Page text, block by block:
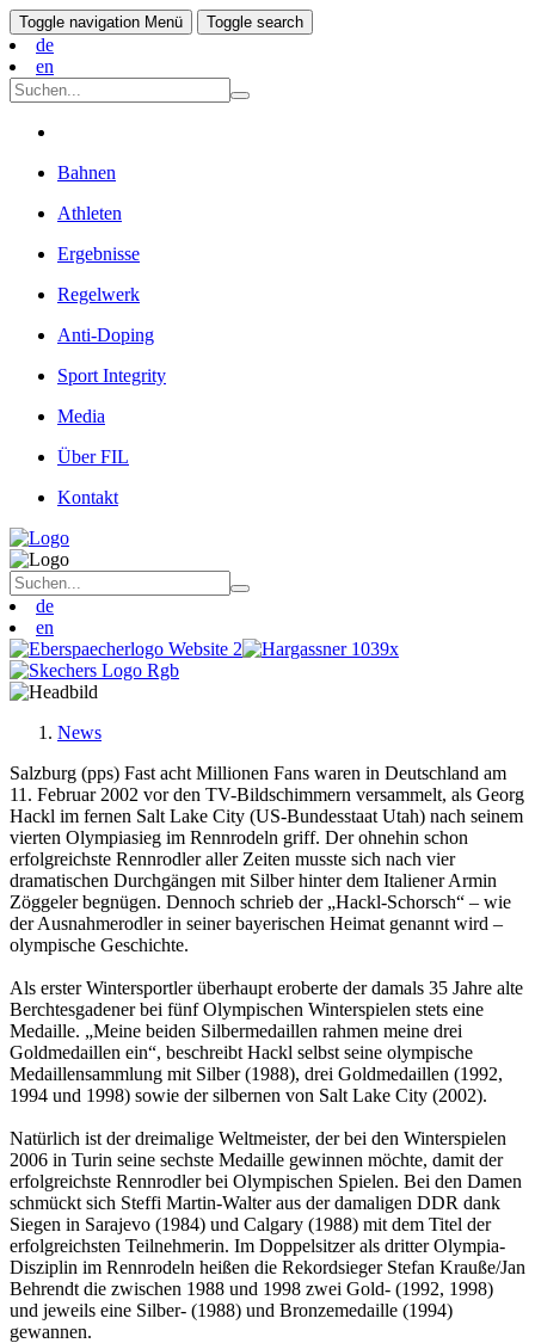
Toggle navigation Menü Toggle search
de
en
Bahnen
Athleten
Ergebnisse
Regelwerk
Anti-Doping
Sport Integrity
Media
Über FIL
Kontakt
de
en
News
Salzburg (pps) Fast acht Millionen Fans waren in Deutschland am
11. Februar 2002 vor den TV-Bildschimmern versammelt, als Georg
Hackl im fernen Salt Lake City (US-Bundesstaat Utah) nach seinem
vierten Olympiasieg im Rennrodeln griff. Der ohnehin schon
erfolgreichste Rennrodler aller Zeiten musste sich nach vier
dramatischen Durchgängen mit Silber hinter dem Italiener Armin
Zöggeler begnügen. Dennoch schrieb der „Hackl-Schorsch“ – wie
der Ausnahmerodler in seiner bayerischen Heimat genannt wird –
olympische Geschichte.
Als erster Wintersportler überhaupt eroberte der damals 35 Jahre alte
Berchtesgadener bei fünf Olympischen Winterspielen stets eine
Medaille. „Meine beiden Silbermedaillen rahmen meine drei
Goldmedaillen ein“, beschreibt Hackl selbst seine olympische
Medaillensammlung mit Silber (1988), drei Goldmedaillen (1992,
1994 und 1998) sowie der silbernen von Salt Lake City (2002).
Natürlich ist der dreimalige Weltmeister, der bei den Winterspielen
2006 in Turin seine sechste Medaille gewinnen möchte, damit der
erfolgreichste Rennrodler bei Olympischen Spielen. Bei den Damen
schmückt sich Steffi Martin-Walter aus der damaligen DDR dank
Siegen in Sarajevo (1984) und Calgary (1988) mit dem Titel der
erfolgreichsten Teilnehmerin. Im Doppelsitzer als dritter Olympia-
Disziplin im Rennrodeln heißen die Rekordsieger Stefan Krauße/Jan
Behrendt die zwischen 1988 und 1998 zwei Gold- (1992, 1998)
und jeweils eine Silber- (1988) und Bronzemedaille (1994)
gewannen.